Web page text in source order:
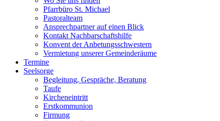
Pfarrbüro St. Michael
Pastoralteam
Ansprechpartner auf einen Blick
Kontakt Nachbarschaftshilfe
Konvent der Anbetungsschwestern
Vermietung unserer Gemeinderäume
Termine
Seelsorge
Begleitung, Gespräche, Beratung
Taufe
Kircheneintritt
Erstkommunion
Firmung